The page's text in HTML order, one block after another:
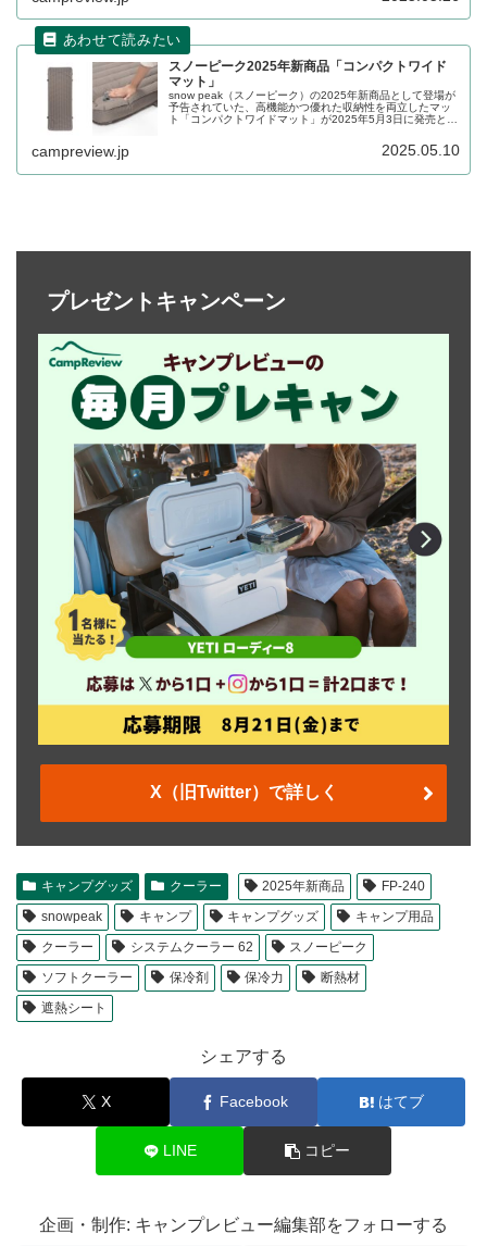
スノーピーク2025年新商品「コンパクトワイド
マット」
snow peak（スノーピーク）の2025年新商品として登場が
予告されていた、高機能かつ優れた収納性を両立したマッ
ト「コンパクトワイドマット」が2025年5月3日に発売とな
季を通じて快適に使用できるマットです。詳細をレビュー
campreview.jp 2025.05.10
プレゼントキャンペーン
X（旧Twitter）で詳しく
キャンプグッズ クーラー 2025年新商品
FP-240
snowpeak
キャンプ キャンプグッズ
キャンプ用品
クーラー
システムクーラー 62
スノーピーク
ソフトクーラー
保冷剤 保冷力
断熱材
遮熱シート
シェアする
X Facebook はてブ
LINE コピー
企画・制作: キャンプレビュー編集部をフォローする